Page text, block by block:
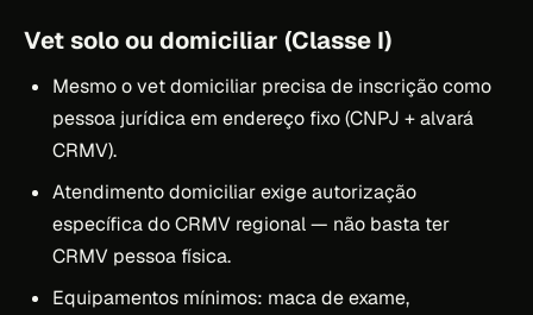
Vet solo ou domiciliar (Classe I)
Mesmo o vet domiciliar precisa de inscrição como
pessoa jurídica em endereço fixo (CNPJ + alvará
CRMV).
Atendimento domiciliar exige autorização
específica do CRMV regional — não basta ter
CRMV pessoa física.
Equipamentos mínimos: maca de exame,